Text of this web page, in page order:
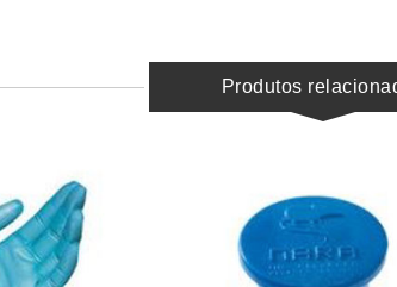
Produtos